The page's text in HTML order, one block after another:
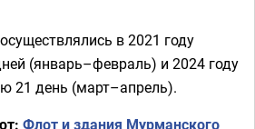
в 2021 году
(январь–февраль) и 2024 году
21 день (март–апрель).
Флот и здания Мурманского